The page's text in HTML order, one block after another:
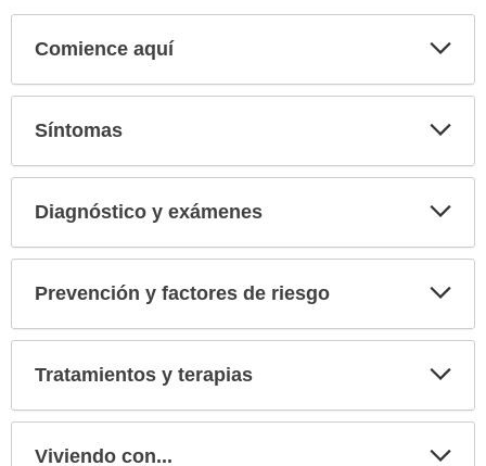
Comience aquí
Síntomas
Diagnóstico y exámenes
Prevención y factores de riesgo
Tratamientos y terapias
Viviendo con...